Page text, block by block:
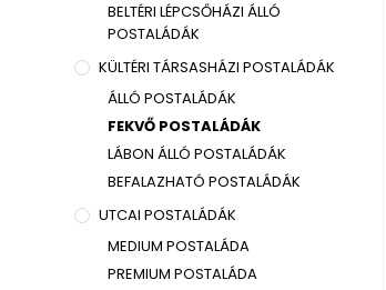
BELTÉRI LÉPCSŐHÁZI ÁLLÓ
POSTALÁDÁK
KÜLTÉRI TÁRSASHÁZI POSTALÁDÁK
ÁLLÓ POSTALÁDÁK
FEKVŐ POSTALÁDÁK
LÁBON ÁLLÓ POSTALÁDÁK
BEFALAZHATÓ POSTALÁDÁK
UTCAI POSTALÁDÁK
MEDIUM POSTALÁDA
PREMIUM POSTALÁDA